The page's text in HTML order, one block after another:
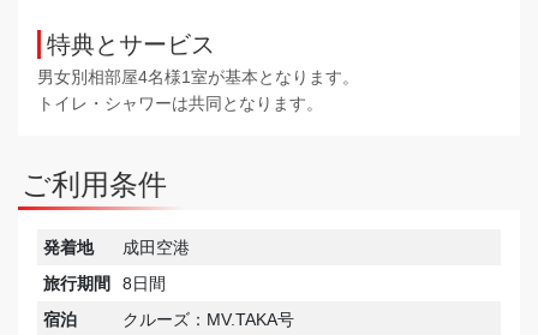
特典とサービス
男女別相部屋4名様1室が基本となります。
トイレ・シャワーは共同となります。
ご利用条件
発着地
成田空港
旅行期間
8日間
宿泊
クルーズ：MV.TAKA号